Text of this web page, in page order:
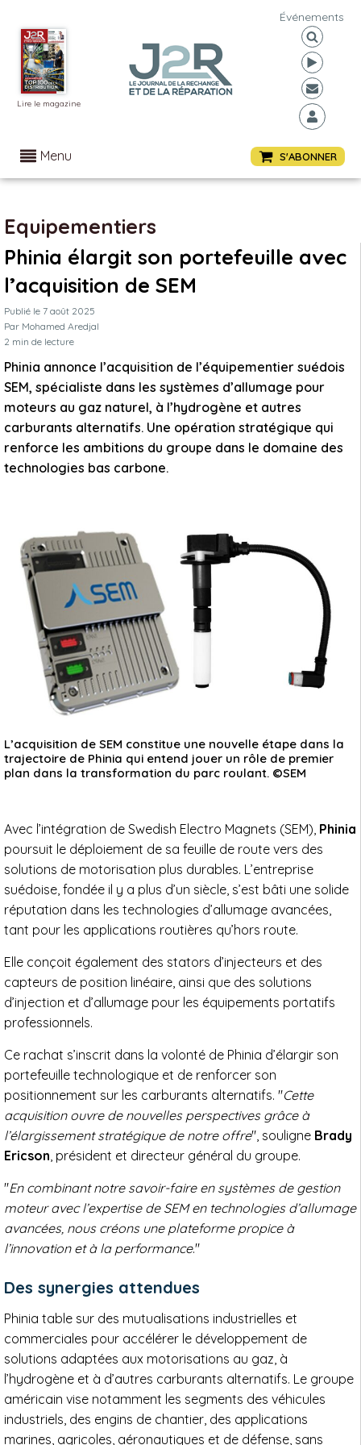
Lire le magazine
Événements
Menu S'ABONNER
Equipementiers
Phinia élargit son portefeuille avec
l’acquisition de SEM
Publié le 7 août 2025
Par Mohamed Aredjal
2 min de lecture
Phinia annonce l’acquisition de l’équipementier suédois
SEM, spécialiste dans les systèmes d’allumage pour
moteurs au gaz naturel, à l’hydrogène et autres
carburants alternatifs. Une opération stratégique qui
renforce les ambitions du groupe dans le domaine des
technologies bas carbone.
L’acquisition de SEM constitue une nouvelle étape dans la
trajectoire de Phinia qui entend jouer un rôle de premier
plan dans la transformation du parc roulant. ©SEM
Avec l’intégration de Swedish Electro Magnets (SEM), Phinia
poursuit le déploiement de sa feuille de route vers des
solutions de motorisation plus durables. L’entreprise
suédoise, fondée il y a plus d’un siècle, s’est bâti une solide
réputation dans les technologies d’allumage avancées,
tant pour les applications routières qu’hors route.
Elle conçoit également des stators d’injecteurs et des
capteurs de position linéaire, ainsi que des solutions
d’injection et d’allumage pour les équipements portatifs
professionnels.
Ce rachat s’inscrit dans la volonté de Phinia d’élargir son
portefeuille technologique et de renforcer son
positionnement sur les carburants alternatifs. "Cette
acquisition ouvre de nouvelles perspectives grâce à
l’élargissement stratégique de notre offre", souligne Brady
Ericson , président et directeur général du groupe.
"En combinant notre savoir-faire en systèmes de gestion
moteur avec l’expertise de SEM en technologies d’allumage
avancées, nous créons une plateforme propice à
l’innovation et à la performance."
Des synergies attendues
Phinia table sur des mutualisations industrielles et
commerciales pour accélérer le développement de
solutions adaptées aux motorisations au gaz, à
l’hydrogène et à d’autres carburants alternatifs. Le groupe
américain vise notamment les segments des véhicules
industriels, des engins de chantier, des applications
marines, agricoles, aéronautiques et de défense, sans